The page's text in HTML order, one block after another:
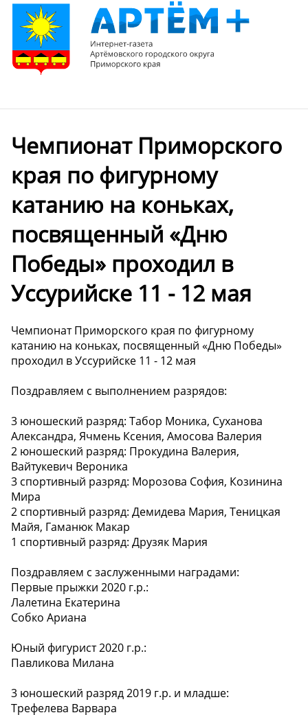
Чемпионат Приморского
края по фигурному
катанию на коньках,
посвященный «Дню
Победы» проходил в
Уссурийске 11 - 12 мая
Чемпионат Приморского края по фигурному
катанию на коньках, посвященный «Дню Победы»
проходил в Уссурийске 11 - 12 мая
Поздравляем с выполнением разрядов:
3 юношеский разряд: Табор Моника, Суханова
Александра, Ячмень Ксения, Амосова Валерия
2 юношеский разряд: Прокудина Валерия,
Вайтукевич Вероника
3 спортивный разряд: Морозова София, Козинина
Мира
2 спортивный разряд: Демидева Мария, Теницкая
Майя, Гаманюк Макар
1 спортивный разряд: Друзяк Мария
Поздравляем с заслуженными наградами:
Первые прыжки 2020 г.р.:
Лалетина Екатерина
Собко Ариана
Юный фигурист 2020 г.р.:
Павликова Милана
3 юношеский разряд 2019 г.р. и младше:
Трефелева Варвара